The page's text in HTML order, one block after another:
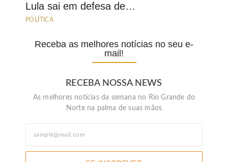
Lula sai em defesa de…
POLÍTICA
Receba as melhores notícias no seu e-
mail!
RECEBA NOSSA NEWS
As melhores noticias da semana no Rio Grande do
Norte na palma de suas mãos